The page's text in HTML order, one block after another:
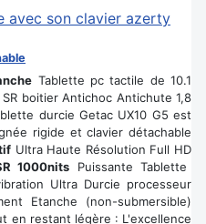
Tablette pc tactile de 10.1
boitier Antichoc Antichute 1,8
durcie Getac UX10 G5 est
rigide et clavier détachable
Ultra Haute Résolution Full HD
1000nits Puissante Tablette
Ultra Durcie processeur
Etanche (non-submersible)
en restant légère : L'excellence